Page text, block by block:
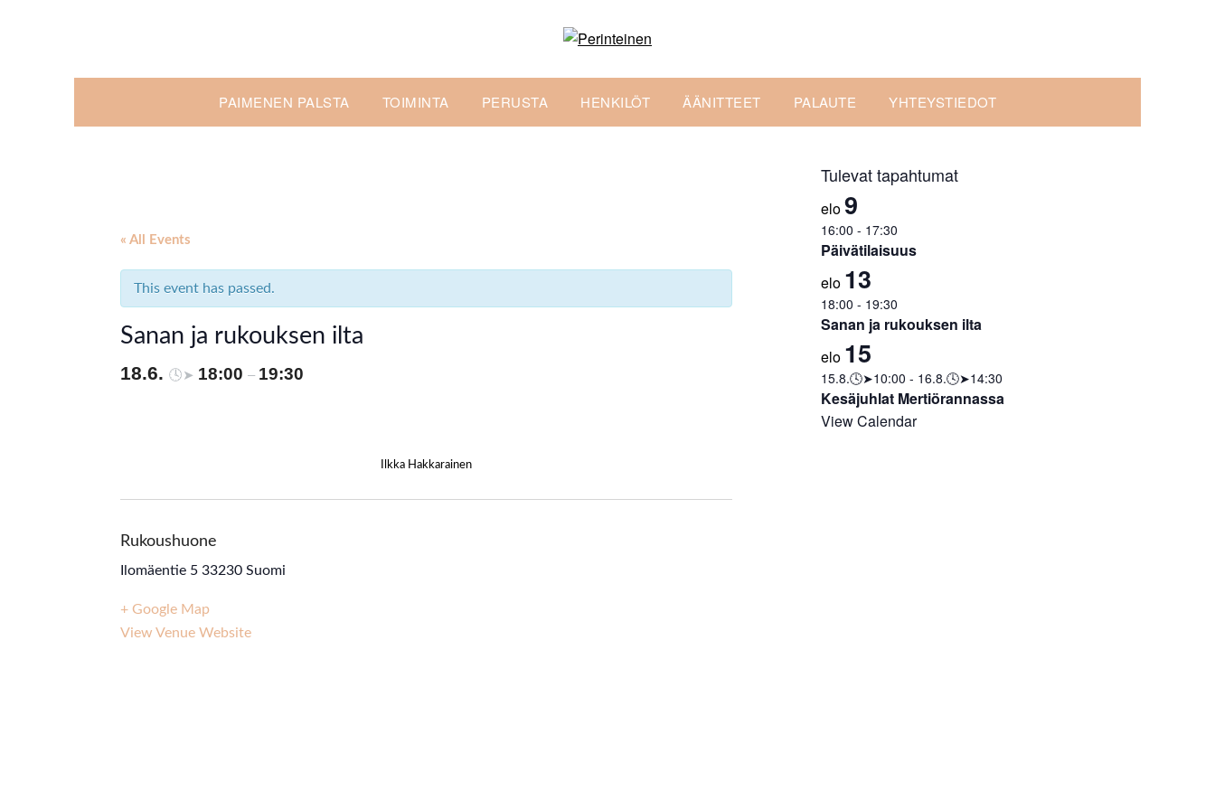
PAIMENEN PALSTA TOIMINTA PERUSTA HENKILÖT ÄÄNITTEET PALAUTE YHTEYSTIEDOT
« All Events
This event has passed.
Sanan ja rukouksen ilta
18.6.🕓➤ 18:00– 19:30
Ilkka Hakkarainen
Rukoushuone
Ilomäentie 5 33230 Suomi
+ Google Map
View Venue Website
Tulevat tapahtumat
elo9
16:00 - 17:30
Päivätilaisuus
elo 13
18:00 - 19:30
Sanan ja rukouksen ilta
elo 15
15.8.🕓➤10:00 - 16.8.🕓➤14:30
Kesäjuhlat Mertiörannassa
View Calendar